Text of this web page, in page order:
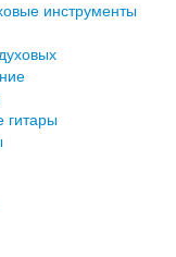
инструменты
гитары